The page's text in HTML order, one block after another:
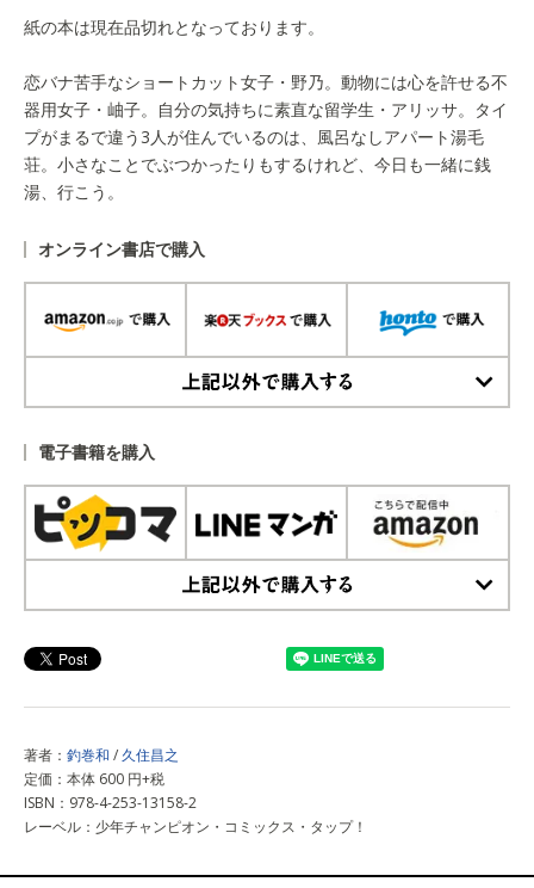
紙の本は現在品切れとなっております。
恋バナ苦手なショートカット女子・野乃。動物には心を許せる不
器用女子・岫子。自分の気持ちに素直な留学生・アリッサ。タイ
プがまるで違う3人が住んでいるのは、風呂なしアパート湯毛
荘。小さなことでぶつかったりもするけれど、今日も一緒に銭
湯、行こう。
オンライン書店で購入
電子書籍を購入
著者： 釣巻和 / 久住昌之
定価：本体 600 円+税
ISBN：978-4-253-13158-2
レーベル：少年チャンピオン・コミックス・タップ！